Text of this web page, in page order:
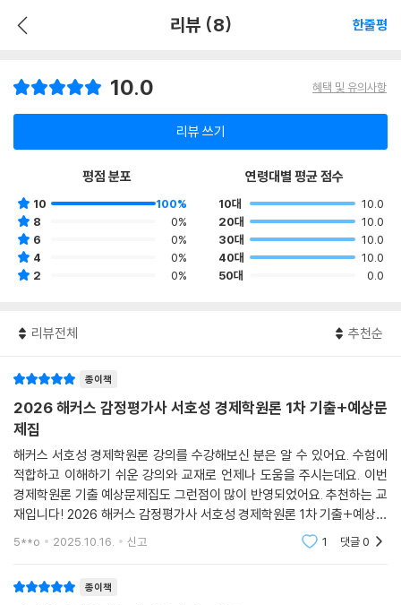
리뷰 (8) 한줄평
10.0 혜택 및 유의사항
리뷰 쓰기
평점 분포
10
100%
8
0%
6
0%
4
0%
2
0%
연령대별 평균 점수
10대
10.0
20대
10.0
30대
10.0
40대
10.0
50대
0.0
리뷰전체 추천순
종이책
2026 해커스 감정평가사 서호성 경제학원론 1차 기출+예상문
제집
해커스 서호성 경제학원론 강의를 수강해보신 분은 알 수 있어요. 수험에
적합하고 이해하기 쉬운 강의와 교재로 언제나 도움을 주시는데요. 이번
경제학원론 기출 예상문제집도 그런점이 많이 반영되었어요. 추천하는 교
재입니다! 2026 해커스 감정평가사 서호성 경제학원론 1차 기출+예상문
제집
5**o 2025.10.16. 신고 1 댓글0
종이책